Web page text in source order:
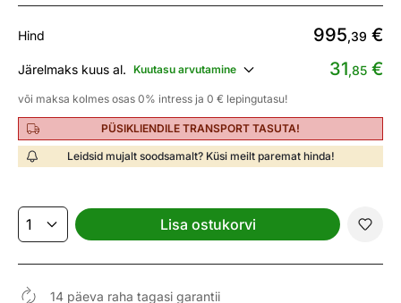
Hind 995,39 €
Järelmaks kuus al. Kuutasu arvutamine 31,85 €
või maksa kolmes osas 0% intress ja 0 € lepingutasu!
PÜSIKLIENDILE TRANSPORT TASUTA!
Leidsid mujalt soodsamalt? Küsi meilt paremat hinda!
Lisa ostukorvi
14 päeva raha tagasi garantii